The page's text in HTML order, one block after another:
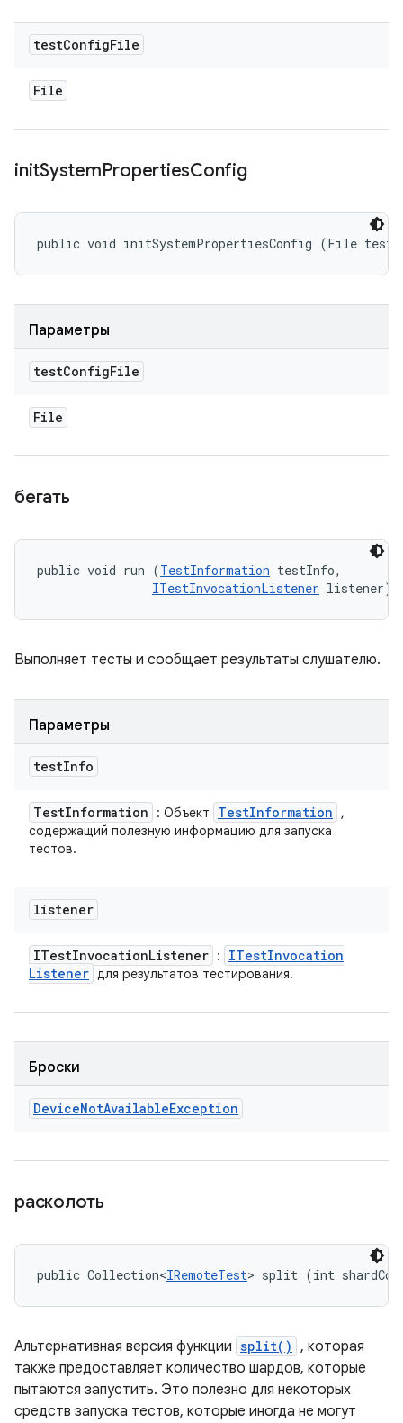
testConfigFile
File
initSystemPropertiesConfig
public void initSystemPropertiesConfig (File
Параметры
testConfigFile
File
бегать
public void run (TestInformation testInfo,
ITestInvocationListener listener)
Выполняет тесты и сообщает результаты слушателю.
Параметры
testInfo
TestInformation : Объект TestInformation
,
содержащий полезную информацию для запуска
тестов.
listener
ITestInvocationListener : ITestInvocation
Listener для результатов тестирования.
Броски
DeviceNotAvailableException
расколоть
public Collection<IRemoteTest> split (int
Альтернативная версия функции split() , которая
также предоставляет количество шардов, которые
пытаются запустить. Это полезно для некоторых
средств запуска тестов, которые иногда не могут